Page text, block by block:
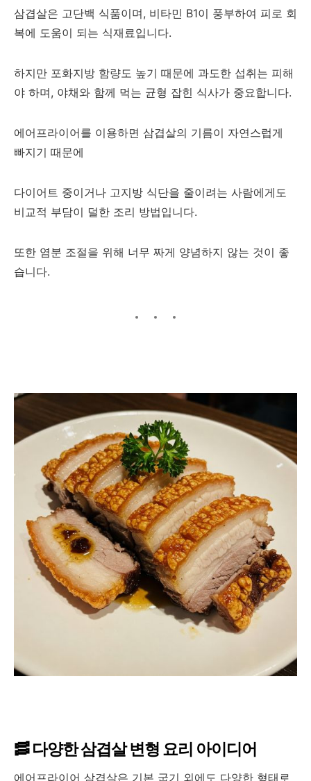
삼겹살은 고단백 식품이며, 비타민 B1이 풍부하여 피로 회
복에 도움이 되는 식재료입니다.
하지만 포화지방 함량도 높기 때문에 과도한 섭취는 피해
야 하며, 야채와 함께 먹는 균형 잡힌 식사가 중요합니다.
에어프라이어를 이용하면 삼겹살의 기름이 자연스럽게
빠지기 때문에
다이어트 중이거나 고지방 식단을 줄이려는 사람에게도
비교적 부담이 덜한 조리 방법입니다.
또한 염분 조절을 위해 너무 짜게 양념하지 않는 것이 좋
습니다.
🥓 다양한 삼겹살 변형 요리 아이디어
에어프라이어 삼겹살은 기본 굽기 외에도 다양한 형태로